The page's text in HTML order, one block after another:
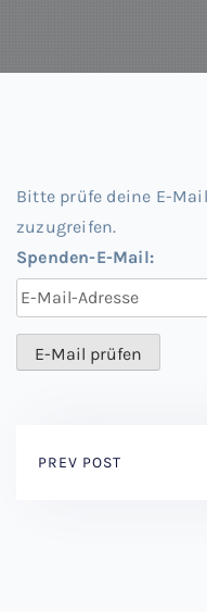
Bitte prüfe deine E-
zuzugreifen.
Spenden-E-Mail:
PREV POST